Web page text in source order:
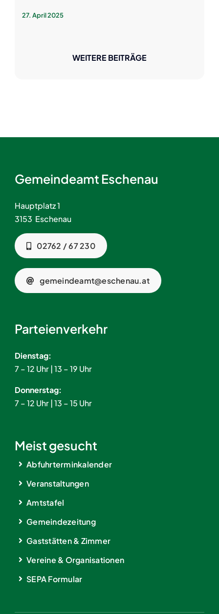
27. April 2025
WEITERE BEITRÄGE
Gemeindeamt Eschenau
Hauptplatz 1
3153 Eschenau
02762 / 67 230
gemeindeamt@eschenau.at
Parteienverkehr
Dienstag:
7 – 12 Uhr | 13 – 19 Uhr
Donnerstag:
7 – 12 Uhr | 13 – 15 Uhr
Meist gesucht
Abfuhrterminkalender
Veranstaltungen
Amtstafel
Gemeindezeitung
Gaststätten & Zimmer
Vereine & Organisationen
SEPA Formular